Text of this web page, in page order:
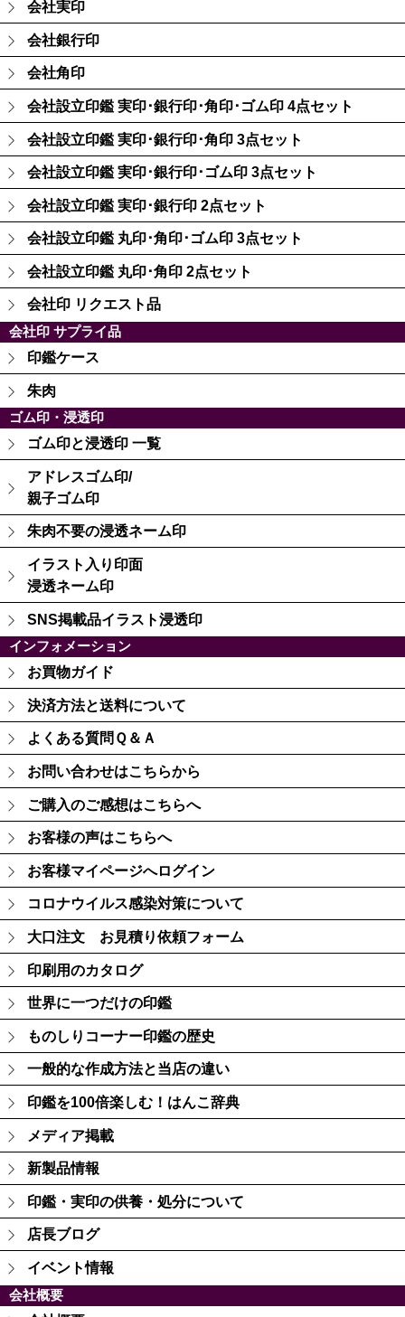
会社実印
会社銀行印
会社角印
会社設立印鑑 実印･銀行印･角印･ゴム印 4点セット
会社設立印鑑 実印･銀行印･角印 3点セット
会社設立印鑑 実印･銀行印･ゴム印 3点セット
会社設立印鑑 実印･銀行印 2点セット
会社設立印鑑 丸印･角印･ゴム印 3点セット
会社設立印鑑 丸印･角印 2点セット
会社印 リクエスト品
会社印 サプライ品
印鑑ケース
朱肉
ゴム印・浸透印
ゴム印と浸透印 一覧
アドレスゴム印/
親子ゴム印
朱肉不要の浸透ネーム印
イラスト入り印面
浸透ネーム印
SNS掲載品イラスト浸透印
インフォメーション
お買物ガイド
決済方法と送料について
よくある質問Ｑ＆Ａ
お問い合わせはこちらから
ご購入のご感想はこちらへ
お客様の声はこちらへ
お客様マイページへログイン
コロナウイルス感染対策について
大口注文 お見積り依頼フォーム
印刷用のカタログ
世界に一つだけの印鑑
ものしりコーナー印鑑の歴史
一般的な作成方法と当店の違い
印鑑を100倍楽しむ！はんこ辞典
メディア掲載
新製品情報
印鑑・実印の供養・処分について
店長ブログ
イベント情報
会社概要